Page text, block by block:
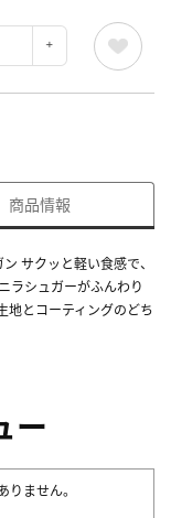
商品情報
サクッと軽い食感で、
ラシュガーがふんわり
地とコーティングのどち
ー
ません。